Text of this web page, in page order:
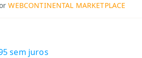
WEBCONTINENTAL MARKETPLACE
sem juros